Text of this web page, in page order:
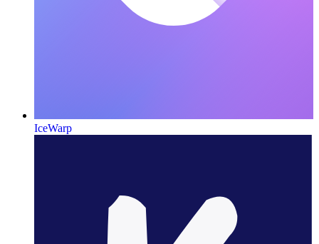
IceWarp